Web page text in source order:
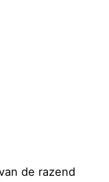
de razend